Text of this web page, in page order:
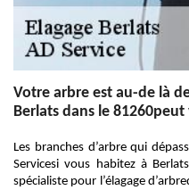
Votre arbre est au-de là
Berlats dans le 81260peut
Les branches d’arbre qui
Servicesi vous habitez à
spécialiste pour l’élagage